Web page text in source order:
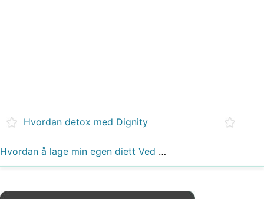
Hvordan detox med Dignity
Hvordan å lage min egen diett Ved hjelp Frossenmat